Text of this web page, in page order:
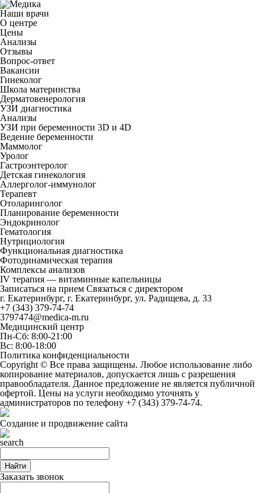
Наши врачи
О центре
Цены
Анализы
Отзывы
Вопрос-ответ
Вакансии
Гинеколог
Школа материнства
Дерматовенерология
УЗИ диагностика
Анализы
УЗИ при беременности 3D и 4D
Ведение беременности
Маммолог
Уролог
Гастроэнтеролог
Детская гинекология
Аллерголог-иммунолог
Терапевт
Отоларинголог
Планирование беременности
Эндокринолог
Гематология
Нутрициология
Функциональная диагностика
Фотодинамическая терапия
Комплексы анализов
IV терапия — витаминные капельницы
Записаться на прием Связаться с директором
г. Екатеринбург, г. Екатеринбург, ул. Радищева, д. 33
+7 (343) 379-74-74
3797474@medica-m.ru
Медицинский центр
Пн-Сб: 8:00-21:00
Вс: 8:00-18:00
Политика конфиденциальности
Copyright © Все права защищены. Любое использование либо
копирование материалов, допускается лишь с разрешения
правообладателя. Данное предложение не является публичной
офертой. Цены на услуги необходимо уточнять у
администраторов по телефону +7 (343) 379-74-74.
Создание и продвижение сайта
Найти
Заказать звонок